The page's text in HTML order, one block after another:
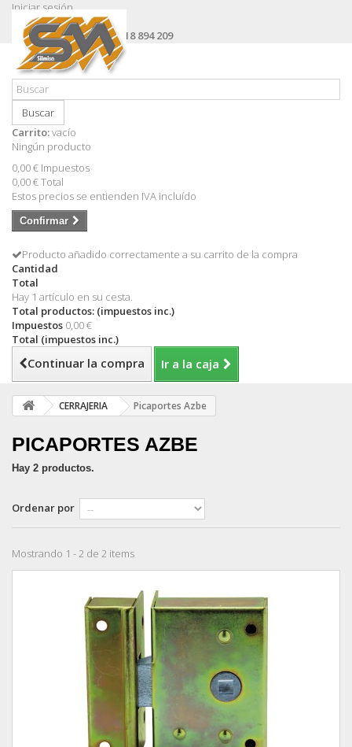
Iniciar sesión
Contacte con nosotros
Llámanos ahora:+34 618 894 209
Buscar
Carrito:vacío
Ningún producto
0,00 € Impuestos
0,00 €Total
Estos precios se entienden IVA incluído
Confirmar
Producto añadido correctamente a su carrito de la compra
Cantidad
Total
Hay 1 artículo en su cesta.
Total productos: (impuestos inc.)
Impuestos 0,00 €
Total (impuestos inc.)
Continuar la compra Ir a la caja
CERRAJERIA Picaportes Azbe
PICAPORTES AZBE
Hay 2 productos.
Ordenar por
Mostrando 1 - 2 de 2 items